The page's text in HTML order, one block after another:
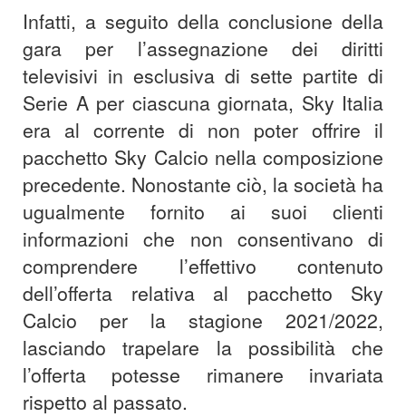
Infatti, a seguito della conclusione della
gara per l’assegnazione dei diritti
televisivi in esclusiva di sette partite di
Serie A per ciascuna giornata, Sky Italia
era al corrente di non poter offrire il
pacchetto Sky Calcio nella composizione
precedente. Nonostante ciò, la società ha
ugualmente fornito ai suoi clienti
informazioni che non consentivano di
comprendere l’effettivo contenuto
dell’offerta relativa al pacchetto Sky
Calcio per la stagione 2021/2022,
lasciando trapelare la possibilità che
l’offerta potesse rimanere invariata
rispetto al passato.